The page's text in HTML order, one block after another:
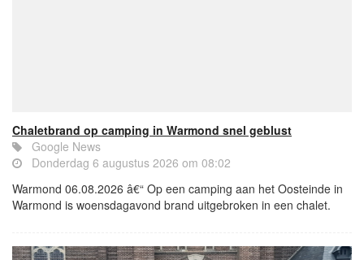
Chaletbrand op camping in Warmond snel geblust
Google News
Donderdag 6 augustus 2026 om 08:02
Warmond 06.08.2026 â€“ Op een camping aan het Oosteinde in
Warmond is woensdagavond brand uitgebroken in een chalet.